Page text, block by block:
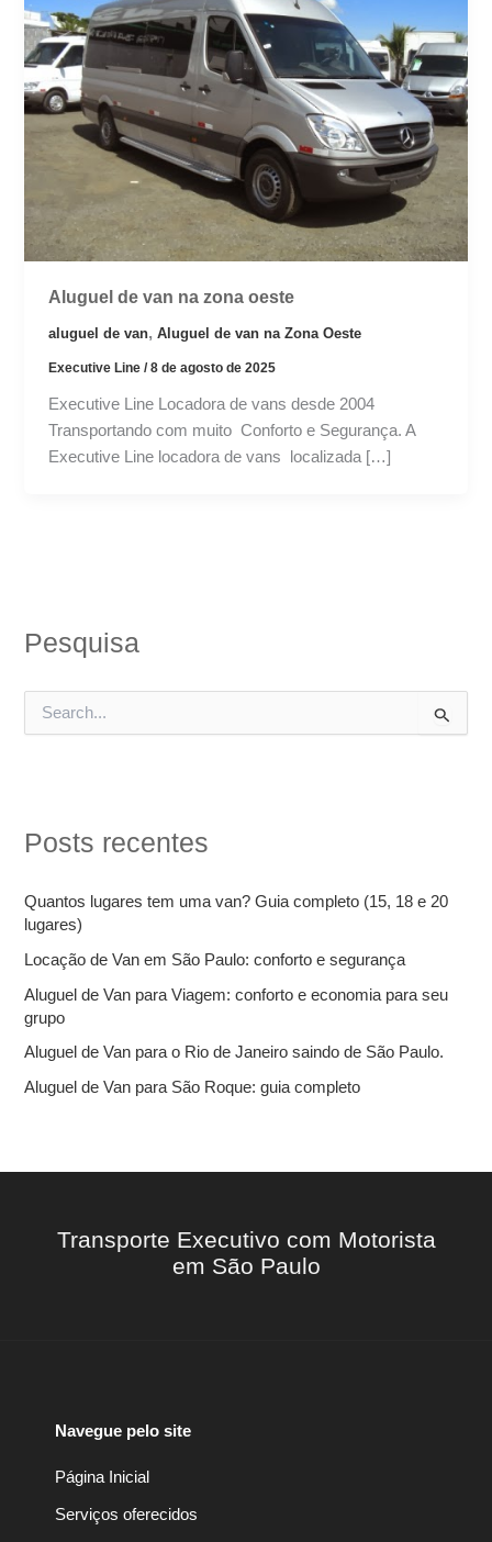
Aluguel de van na zona oeste
aluguel de van,Aluguel de van na Zona Oeste
Executive Line/8 de agosto de 2025
Executive Line Locadora de vans desde 2004
Transportando com muito Conforto e Segurança. A
Executive Line locadora de vans localizada […]
Pesquisa
e
s
p
o
r
Posts recentes
Quantos lugares tem uma van? Guia completo (15, 18 e 20
lugares)
Locação de Van em São Paulo: conforto e segurança
Aluguel de Van para Viagem: conforto e economia para seu
grupo
Aluguel de Van para o Rio de Janeiro saindo de São Paulo.
Aluguel de Van para São Roque: guia completo
Transporte Executivo com Motorista
em São Paulo
Navegue pelo site
Página Inicial
Serviços oferecidos